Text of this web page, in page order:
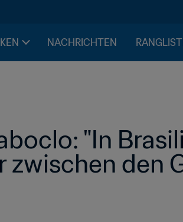
NACHRICHTEN
"In
zwischen den